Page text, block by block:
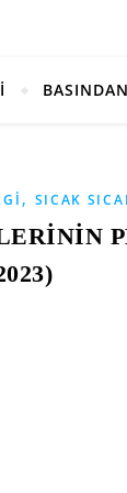
BASINDAN
, SICAK